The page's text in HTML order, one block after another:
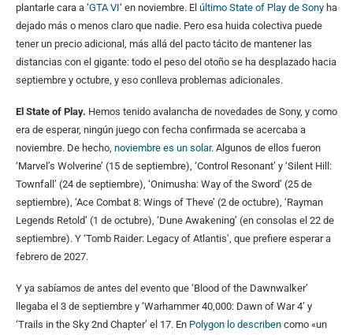
plantarle cara a ‘GTA VI‘ en noviembre. El último State of Play de Sony ha
dejado más o menos claro que nadie. Pero esa huida colectiva puede
tener un precio adicional, más allá del pacto tácito de mantener las
distancias con el gigante: todo el peso del otoño se ha desplazado hacia
septiembre y octubre, y eso conlleva problemas adicionales.
El State of Play. Hemos tenido avalancha de novedades de Sony, y como
era de esperar, ningún juego con fecha confirmada se acercaba a
noviembre. De hecho, noviembre es un solar. Algunos de ellos fueron
‘Marvel’s Wolverine’ (15 de septiembre), ‘Control Resonant’ y ‘Silent Hill:
Townfall’ (24 de septiembre), ‘Onimusha: Way of the Sword’ (25 de
septiembre), ‘Ace Combat 8: Wings of Theve’ (2 de octubre), ‘Rayman
Legends Retold’ (1 de octubre), ‘Dune Awakening’ (en consolas el 22 de
septiembre). Y ‘Tomb Raider: Legacy of Atlantis’, que prefiere esperar a
febrero de 2027.
Y ya sabíamos de antes del evento que ‘Blood of the Dawnwalker’
llegaba el 3 de septiembre y ‘Warhammer 40,000: Dawn of War 4’ y
‘Trails in the Sky 2nd Chapter’ el 17. En Polygon lo describen como «un